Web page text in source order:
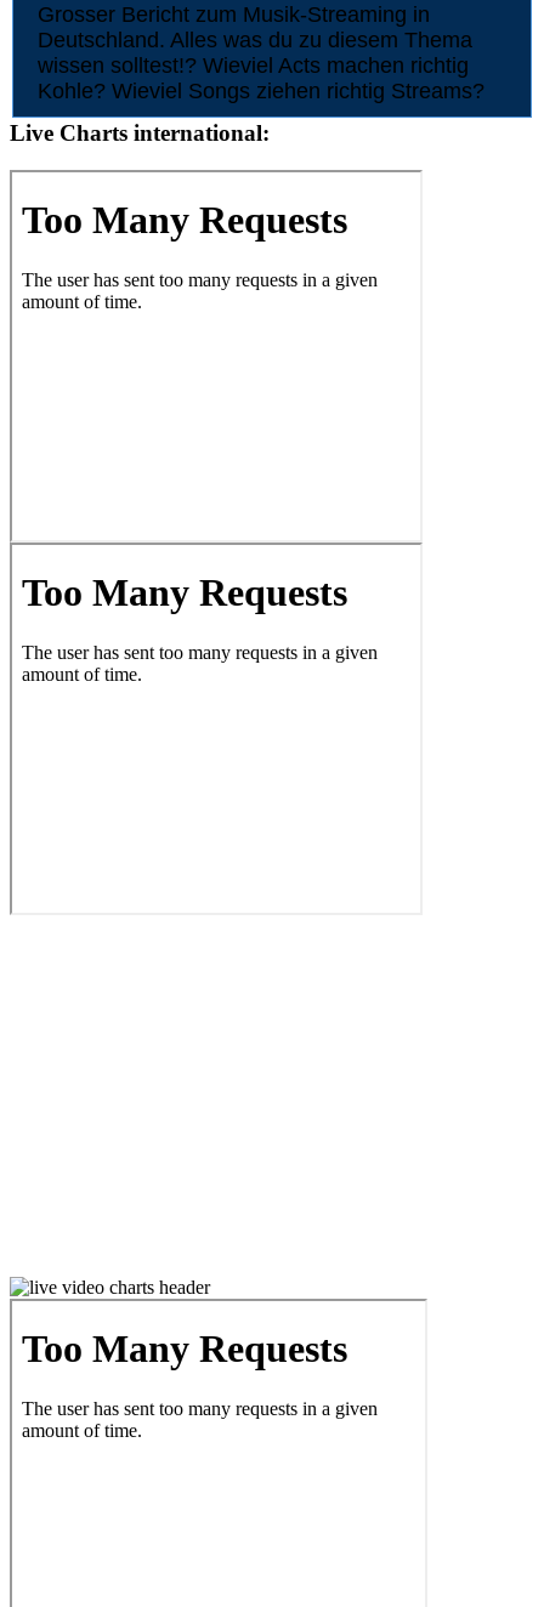
Grosser Bericht zum Musik-Streaming in
Deutschland. Alles was du zu diesem Thema
wissen solltest!? Wieviel Acts machen richtig
Kohle? Wieviel Songs ziehen richtig Streams?
Live Charts international: